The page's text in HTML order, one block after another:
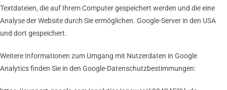
Textdateien, die auf Ihrem Computer gespeichert werden und die eine
Analyse der Website durch Sie ermöglichen. Google-Server in den USA
und dort gespeichert.
Weitere Informationen zum Umgang mit Nutzerdaten in Google
Analytics finden Sie in den Google-Datenschutzbestimmungen: